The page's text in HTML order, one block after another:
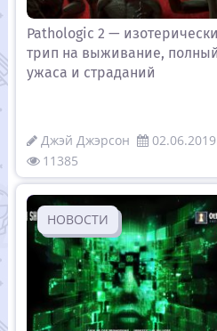
Pathologic 2 —
трип на выживание, полный
ужаса и страданий
Джэй Джэрсон
02.06.2019
11385
НОВОСТИ